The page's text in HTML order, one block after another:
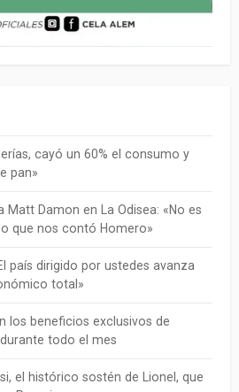
cayó un 60% el consumo y
pan»
Matt Damon en La Odisea: «No es
que nos contó Homero»
país dirigido por ustedes avanza
total»
los beneficios exclusivos de
todo el mes
el histórico sostén de Lionel, que